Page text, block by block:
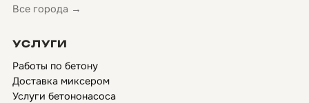
Все города →
УСЛУГИ
Работы по бетону
Доставка миксером
Услуги бетононасоса